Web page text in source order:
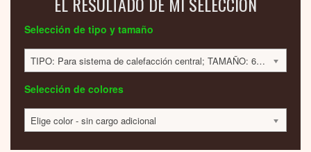
Selección de tipo y tamaño
TIPO: Para sistema de calefacción central; TAMAÑO: 600x500x40mm; 245 VATIOS; 643 EUR
Selección de colores
Elige color - sin cargo adicional